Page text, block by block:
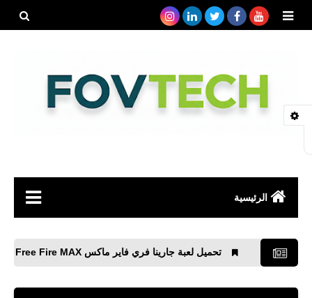
الرئيسية
رياضة
مواقع
تحميل لعبة جارينا فري فاير ماكس Garena Free Fire MAX‏ وحل كل المشاكل